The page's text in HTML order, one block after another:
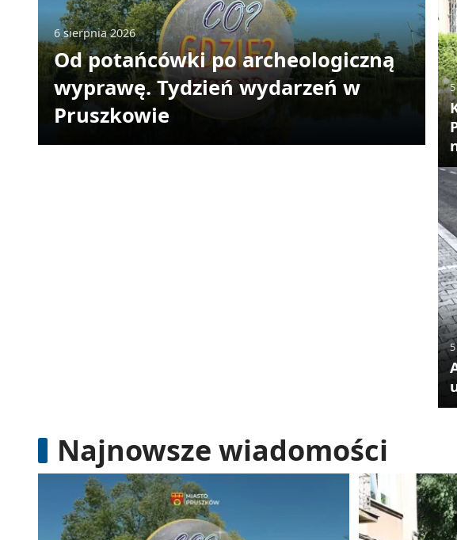
6 sierpnia 2026
Od potańcówki po archeologiczną
wyprawę. Tydzień wydarzeń w
Pruszkowie
Najnowsze wiadomości